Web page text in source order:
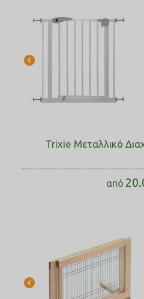
Trixie Μεταλλικό
από